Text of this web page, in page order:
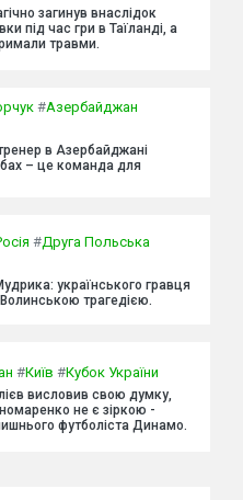
загинув внаслідок
під час гри в Таїланді, а
травми.
#Азербайджан
в Азербайджані
– це команда для
#Друга Польська
українського гравця
трагедією.
#Київ #Кубок України
висловив свою думку,
не є зіркою -
футболіста Динамо.